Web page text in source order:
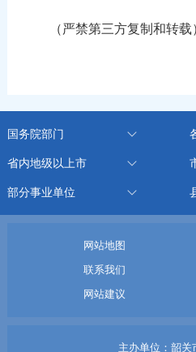
（严禁第三方复制和转载
国务院部门
省内地级以上市
部分事业单位
网站地图
联系我们
网站建议
主办单位：韶关